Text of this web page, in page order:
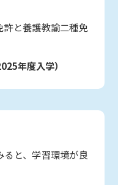
許と養護教諭二種免
年度入学）
と、学習環境が良